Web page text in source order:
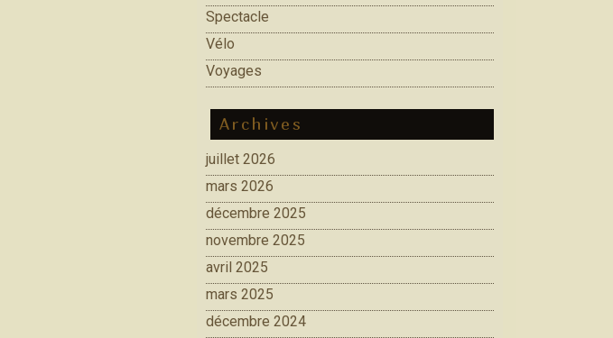
Spectacle
Vélo
Voyages
Archives
juillet 2026
mars 2026
décembre 2025
novembre 2025
avril 2025
mars 2025
décembre 2024